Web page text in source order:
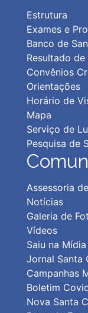
Estrutura
Exames e
Banco de
Resultado de
Convênios
Orientações
Horário de
Mapa
Serviço de
Pesquisa de
Assessoria
Notícias
Galeria de
Vídeos
Saiu na Mídia
Jornal Santa
Campanhas
Boletim
Nova Santa